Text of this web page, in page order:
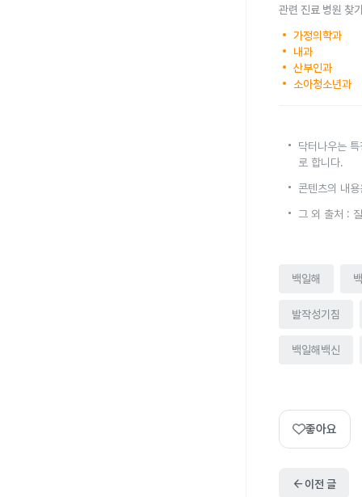
관련 진료 병원 찾
가정의학과
내과
산부인과
소아청소년과
닥터나우는
로 합니다.
콘텐츠의 내
그 외 출처 :
백일해
발작성기침
백일해백신
좋아요
arrow_back이전 글